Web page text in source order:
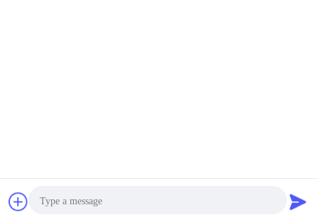
チャット